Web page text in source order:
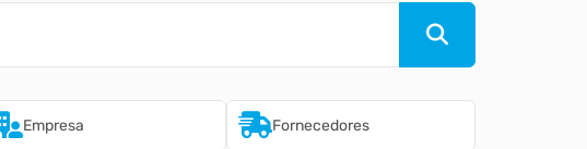
Empresa Fornecedores